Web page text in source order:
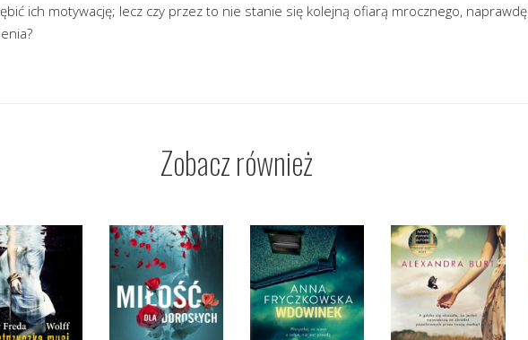
ich motywację; lecz czy przez to nie stanie się kolejną ofiarą mrocznego, naprawdę
Zobacz również